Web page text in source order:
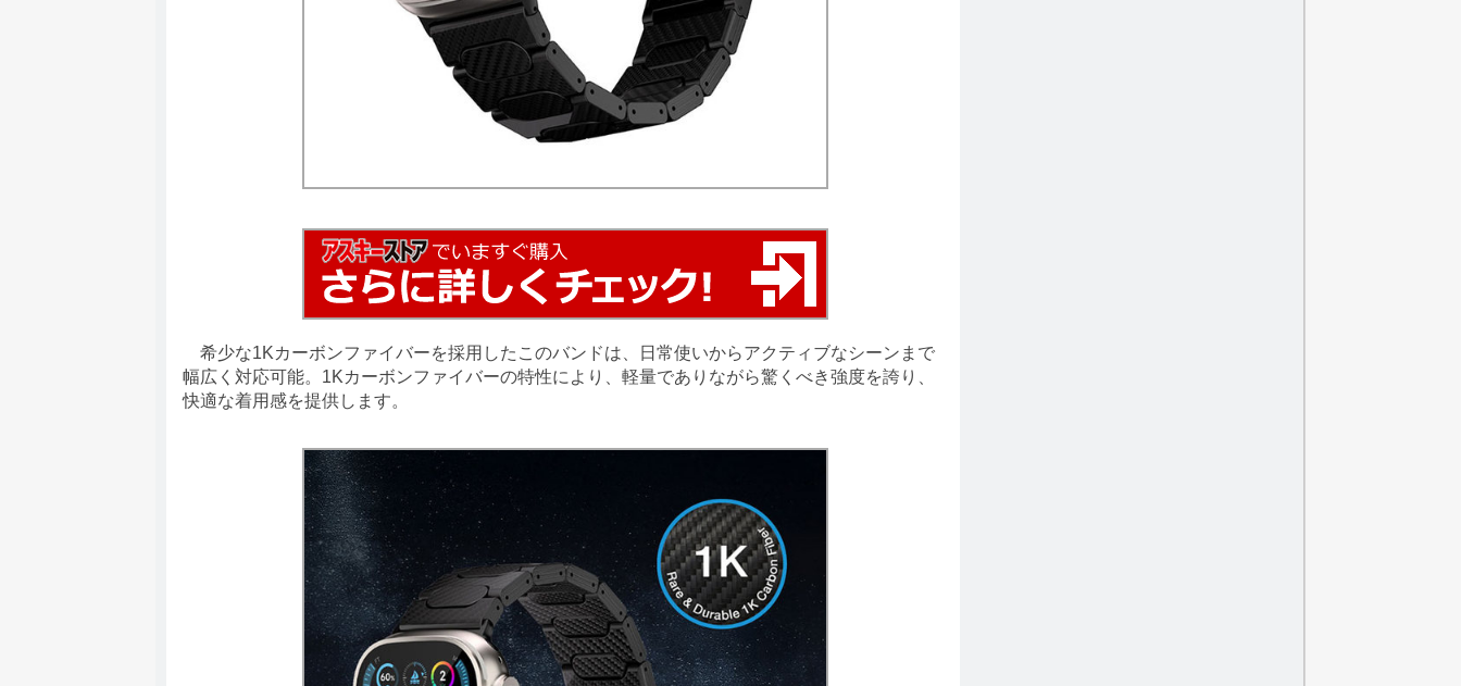
希少な1Kカーボンファイバーを採用したこのバンドは、日常使いからアクティブなシーンまで
幅広く対応可能。1Kカーボンファイバーの特性により、軽量でありながら驚くべき強度を誇り、
快適な着用感を提供します。